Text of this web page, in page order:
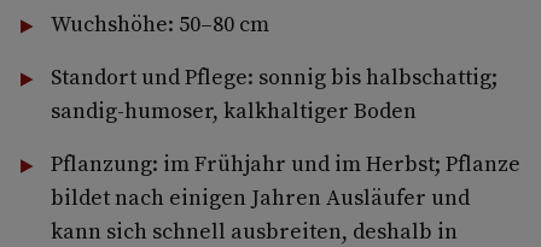
Wuchshöhe: 50–80 cm
Standort und Pflege: sonnig bis halbschattig;
sandig-humoser, kalkhaltiger Boden
Pflanzung: im Frühjahr und im Herbst; Pflanze
bildet nach einigen Jahren Ausläufer und
kann sich schnell ausbreiten, deshalb in